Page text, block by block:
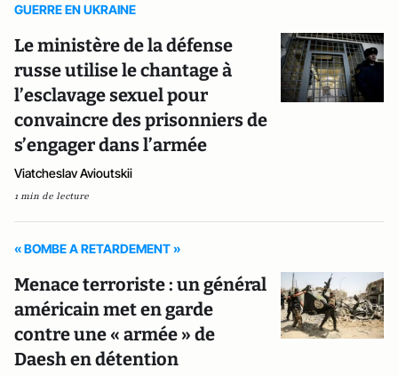
GUERRE EN UKRAINE
Le ministère de la défense
russe utilise le chantage à
l’esclavage sexuel pour
convaincre des prisonniers de
s’engager dans l’armée
Viatcheslav Avioutskii
1 min de lecture
« BOMBE A RETARDEMENT »
Menace terroriste : un général
américain met en garde
contre une « armée » de
Daesh en détention